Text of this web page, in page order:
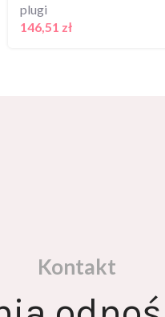
plugi
146,51 zł
Kontakt